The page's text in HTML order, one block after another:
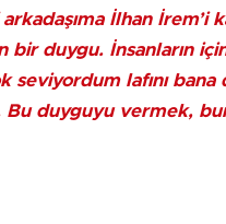
İlhan İrem’i
bir duygu. İnsanların
seviyordum lafını
Bu duyguyu vermek,